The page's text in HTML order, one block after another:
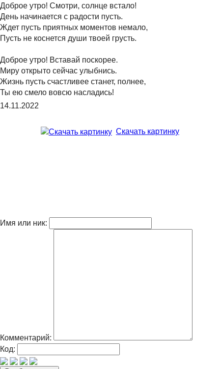
Доброе утро! Смотри, солнце встало!
День начинается с радости пусть.
Ждет пусть приятных моментов немало,
Пусть не коснется души твоей грусть.
Доброе утро! Вставай поскорее.
Миру открыто сейчас улыбнись.
Жизнь пусть счастливее станет, полнее,
Ты ею смело вовсю насладись!
14.11.2022
Скачать картинку
Имя или ник:
Комментарий:
Код: